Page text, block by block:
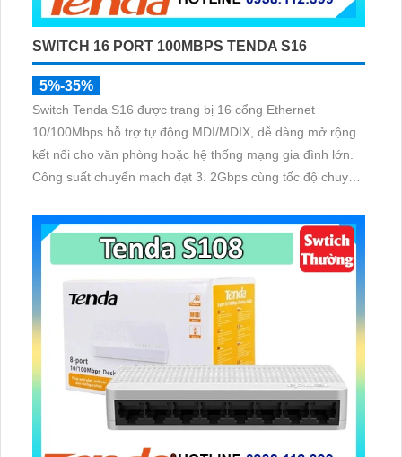
SWITCH 16 PORT 100MBPS TENDA S16
5%-35%
Switch Tenda S16 được trang bị 16 cổng Ethernet
10/100Mbps hỗ trợ tự động MDI/MDIX, dễ dàng mở rộng
kết nối cho văn phòng hoặc hệ thống mạng gia đình lớn.
Công suất chuyển mạch đạt 3. 2Gbps cùng tốc độ chuyển
truyền tải dữ liệu nhanh chóng và ổn định